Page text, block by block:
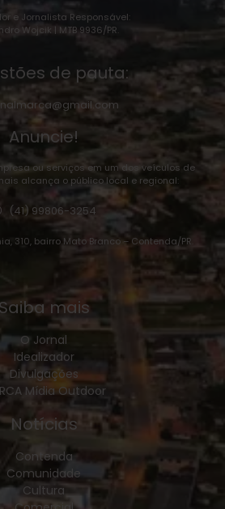
e Jornalista Responsável:
Wojcik | MTB 9936/PR.
de pauta:
Anuncie!
ou serviços em um dos veículos de
alcança o público local e regional:
(41) 99806-3254
310, bairro Mato Branco – Contenda/PR.
Saiba mais
O Jornal
Idealizador
Divulgações
Mídia Outdoor
Notícias
Contenda
Comunidade
Cultura